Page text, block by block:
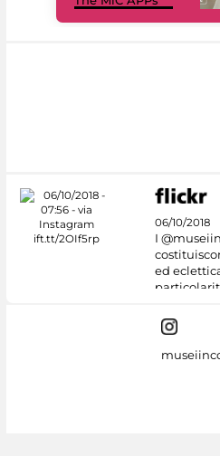
06/10/2018
I
ed